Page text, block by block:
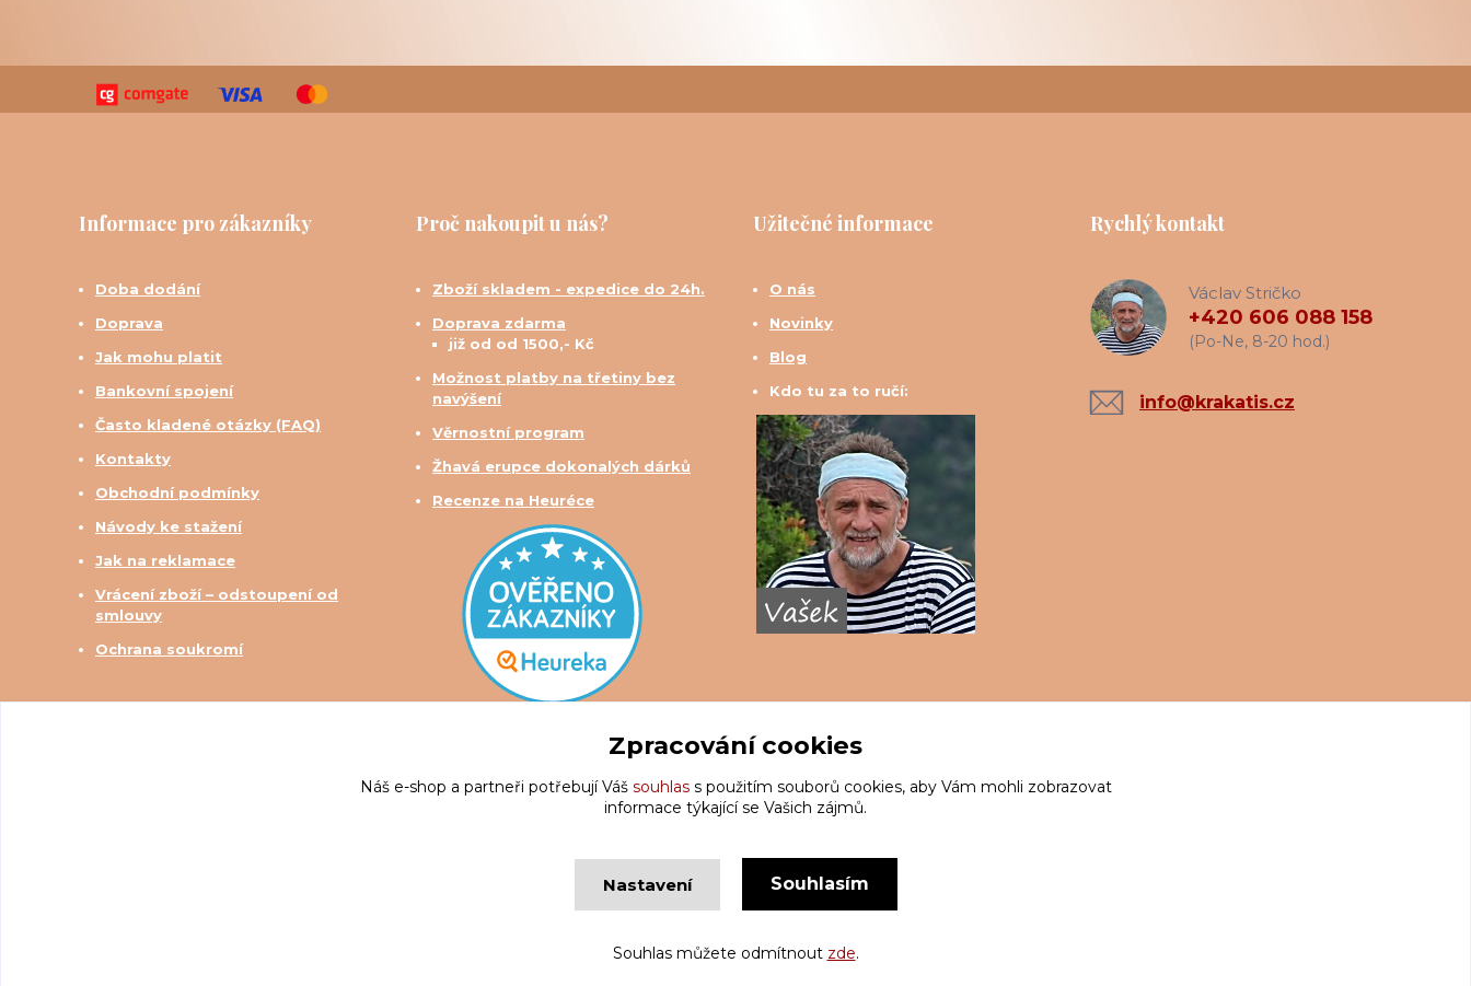
Informace pro zákazníky
Doba dodání
Doprava
Jak mohu platit
Bankovní spojení
Často kladené otázky (FAQ)
Kontakty
Obchodní podmínky
Návody ke stažení
Jak na reklamace
Vrácení zboží – odstoupení od
smlouvy
Ochrana soukromí
Proč nakoupit u nás?
Zboží skladem - expedice do 24h.
Doprava zdarma
již od od 1500,- Kč
Možnost platby na třetiny bez
navýšení
Věrnostní program
Žhavá erupce dokonalých dárků
Recenze na Heuréce
Užitečné informace
O nás
Novinky
Blog
Kdo tu za to ručí:
Rychlý kontakt
Václav Stričko
+420 606 088 158
(Po-Ne, 8-20 hod.)
info@krakatis.cz
Zpracování cookies
Náš e-shop a partneři potřebují Váš souhlass použitím souborů cookies, aby Vám mohli zobrazovat
informace týkající se Vašich zájmů.
Nastavení Souhlasím
Souhlas můžete odmítnout zde.